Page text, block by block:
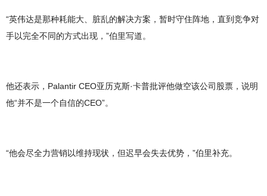
“英伟达是那种耗能大、脏乱的解决方案，暂时守住阵地，直到竞争对
手以完全不同的方式出现，”伯里写道。
他还表示，Palantir CEO亚历克斯·卡普批评他做空该公司股票，说明
他“并不是一个自信的CEO”。
“他会尽全力营销以维持现状，但迟早会失去优势，”伯里补充。